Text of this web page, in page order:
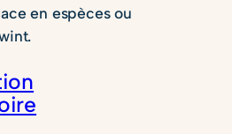
en espèces ou